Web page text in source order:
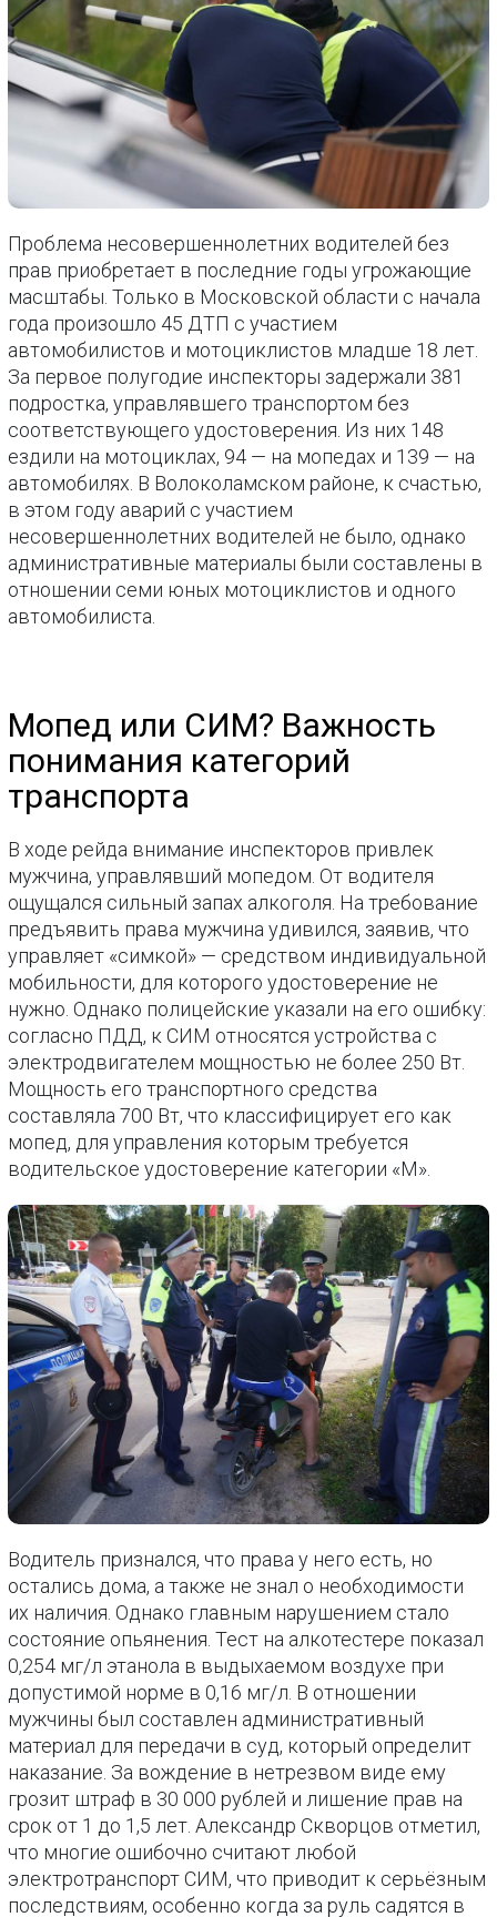
Проблема несовершеннолетних водителей без
прав приобретает в последние годы угрожающие
масштабы. Только в Московской области с начала
года произошло 45 ДТП с участием
автомобилистов и мотоциклистов младше 18 лет.
За первое полугодие инспекторы задержали 381
подростка, управлявшего транспортом без
соответствующего удостоверения. Из них 148
ездили на мотоциклах, 94 — на мопедах и 139 — на
автомобилях. В Волоколамском районе, к счастью,
в этом году аварий с участием
несовершеннолетних водителей не было, однако
административные материалы были составлены в
отношении семи юных мотоциклистов и одного
автомобилиста.
Мопед или СИМ? Важность
понимания категорий
транспорта
В ходе рейда внимание инспекторов привлек
мужчина, управлявший мопедом. От водителя
ощущался сильный запах алкоголя. На требование
предъявить права мужчина удивился, заявив, что
управляет «симкой» — средством индивидуальной
мобильности, для которого удостоверение не
нужно. Однако полицейские указали на его ошибку:
согласно ПДД, к СИМ относятся устройства с
электродвигателем мощностью не более 250 Вт.
Мощность его транспортного средства
составляла 700 Вт, что классифицирует его как
мопед, для управления которым требуется
водительское удостоверение категории «М».
Водитель признался, что права у него есть, но
остались дома, а также не знал о необходимости
их наличия. Однако главным нарушением стало
состояние опьянения. Тест на алкотестере показал
0,254 мг/л этанола в выдыхаемом воздухе при
допустимой норме в 0,16 мг/л. В отношении
мужчины был составлен административный
материал для передачи в суд, который определит
наказание. За вождение в нетрезвом виде ему
грозит штраф в 30 000 рублей и лишение прав на
срок от 1 до 1,5 лет. Александр Скворцов отметил,
что многие ошибочно считают любой
электротранспорт СИМ, что приводит к серьёзным
последствиям, особенно когда за руль садятся в